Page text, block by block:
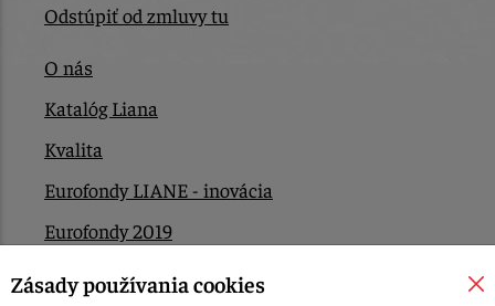
Odstúpiť od zmluvy tu
O nás
Katalóg Liana
Kvalita
Eurofondy LIANE - inovácia
Eurofondy 2019
Eurofondy 2022/2023
Zásady používania cookies